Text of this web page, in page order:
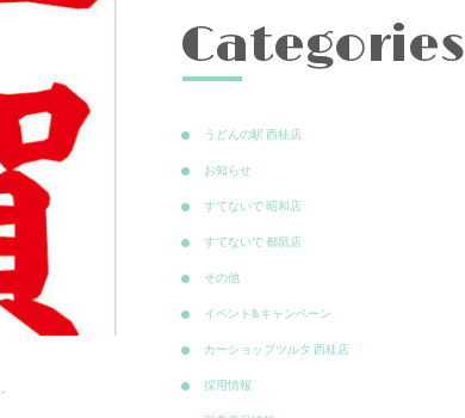
Categories
うどんの駅 西桂店
お知らせ
すてないで 昭和店
すてないで 都留店
その他
イベント&キャンペーン
カーショップツルタ 西桂店
採用情報